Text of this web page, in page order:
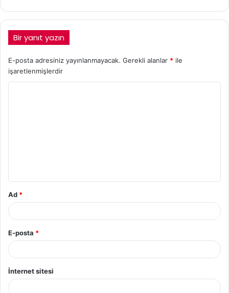
Bir yanıt yazın
E-posta adresiniz yayınlanmayacak. Gerekli alanlar * ile
işaretlenmişlerdir
Ad *
E-posta *
İnternet sitesi